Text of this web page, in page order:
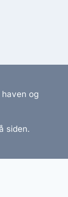
og
siden.